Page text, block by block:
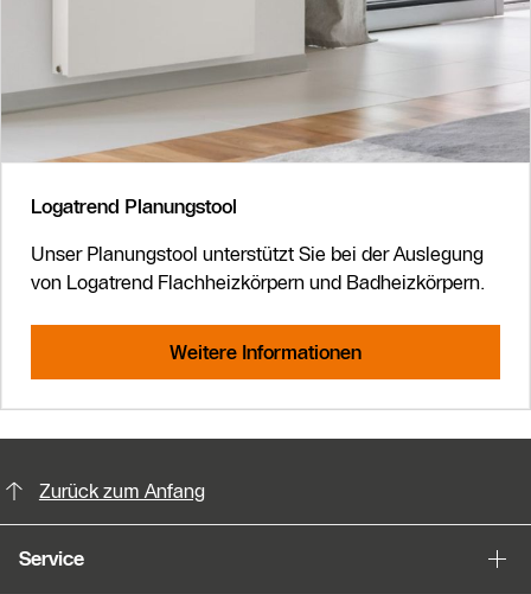
Logatrend Planungstool
Unser Planungstool unterstützt Sie bei der Auslegung
von Logatrend Flachheizkörpern und Badheizkörpern.
Weitere Informationen
Zurück zum Anfang
Service